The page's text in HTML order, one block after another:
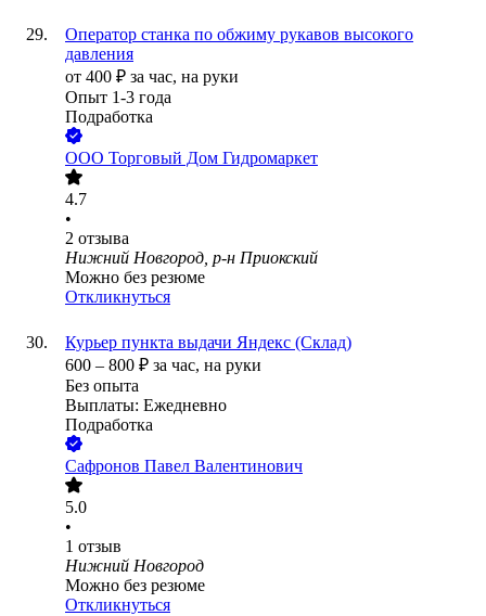
Оператор станка по обжиму рукавов высокого
давления
от 400 ₽ за час, на руки
Опыт 1-3 года
Подработка
ООО Торговый Дом Гидромаркет
4.7
•
2 отзыва
Нижний Новгород, р-н Приокский
Можно без резюме
Откликнуться
Курьер пункта выдачи Яндекс (Склад)
600 – 800 ₽ за час, на руки
Без опыта
Выплаты: Ежедневно
Подработка
Сафронов Павел Валентинович
5.0
•
1 отзыв
Нижний Новгород
Можно без резюме
Откликнуться